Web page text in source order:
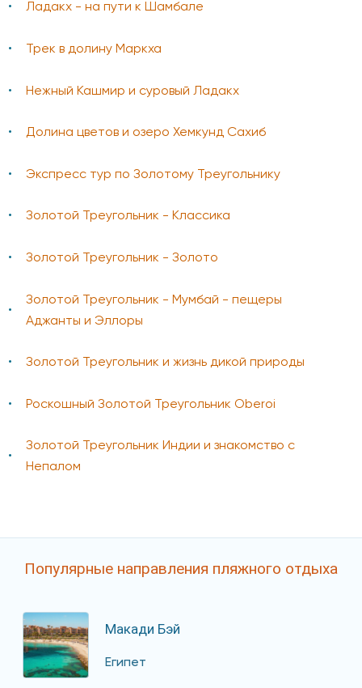
Ладакх - на пути к Шамбале
Трек в долину Маркха
Нежный Кашмир и суровый Ладакх
Долина цветов и озеро Хемкунд Сахиб
Экспресс тур по Золотому Треугольнику
Золотой Треугольник - Классика
Золотой Треугольник - Золото
Золотой Треугольник - Мумбай - пещеры
Аджанты и Эллоры
Золотой Треугольник и жизнь дикой природы
Роскошный Золотой Треугольник Oberoi
Золотой Треугольник Индии и знакомство с
Непалом
Популярные направления пляжного отдыха
Макади Бэй
Египет